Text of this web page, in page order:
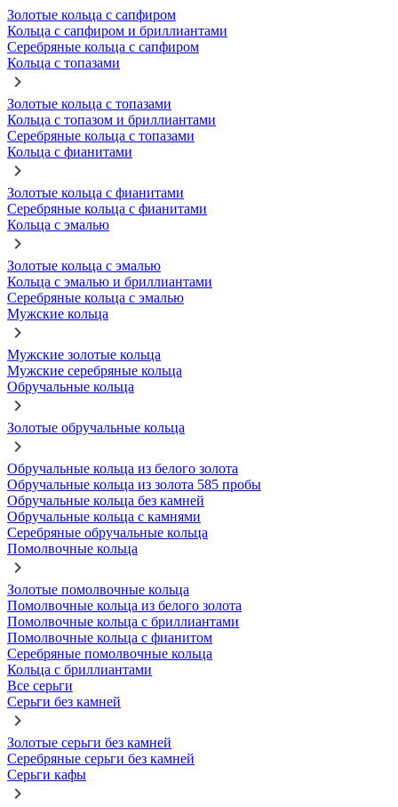
Золотые кольца с сапфиром
Кольца с сапфиром и бриллиантами
Серебряные кольца с сапфиром
Кольца с топазами
Золотые кольца с топазами
Кольца с топазом и бриллиантами
Серебряные кольца с топазами
Кольца с фианитами
Золотые кольца с фианитами
Серебряные кольца с фианитами
Кольца с эмалью
Золотые кольца с эмалью
Кольца с эмалью и бриллиантами
Серебряные кольца с эмалью
Мужские кольца
Мужские золотые кольца
Мужские серебряные кольца
Обручальные кольца
Золотые обручальные кольца
Обручальные кольца из белого золота
Обручальные кольца из золота 585 пробы
Обручальные кольца без камней
Обручальные кольца с камнями
Серебряные обручальные кольца
Помолвочные кольца
Золотые помолвочные кольца
Помолвочные кольца из белого золота
Помолвочные кольца с бриллиантами
Помолвочные кольца с фианитом
Серебряные помолвочные кольца
Кольца с бриллиантами
Все серьги
Серьги без камней
Золотые серьги без камней
Серебряные серьги без камней
Серьги кафы